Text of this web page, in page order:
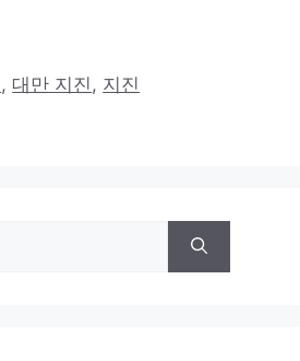
, 대만 지진 , 지진